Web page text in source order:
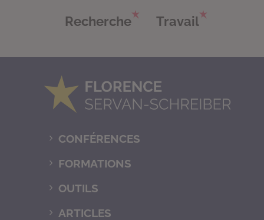
Recherche Travail
CONFÉRENCES
FORMATIONS
OUTILS
ARTICLES